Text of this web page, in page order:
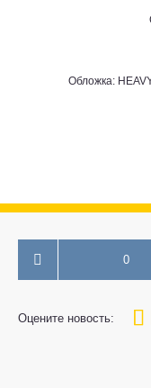
Обложка:
0
Оцените новость:
100
1 3